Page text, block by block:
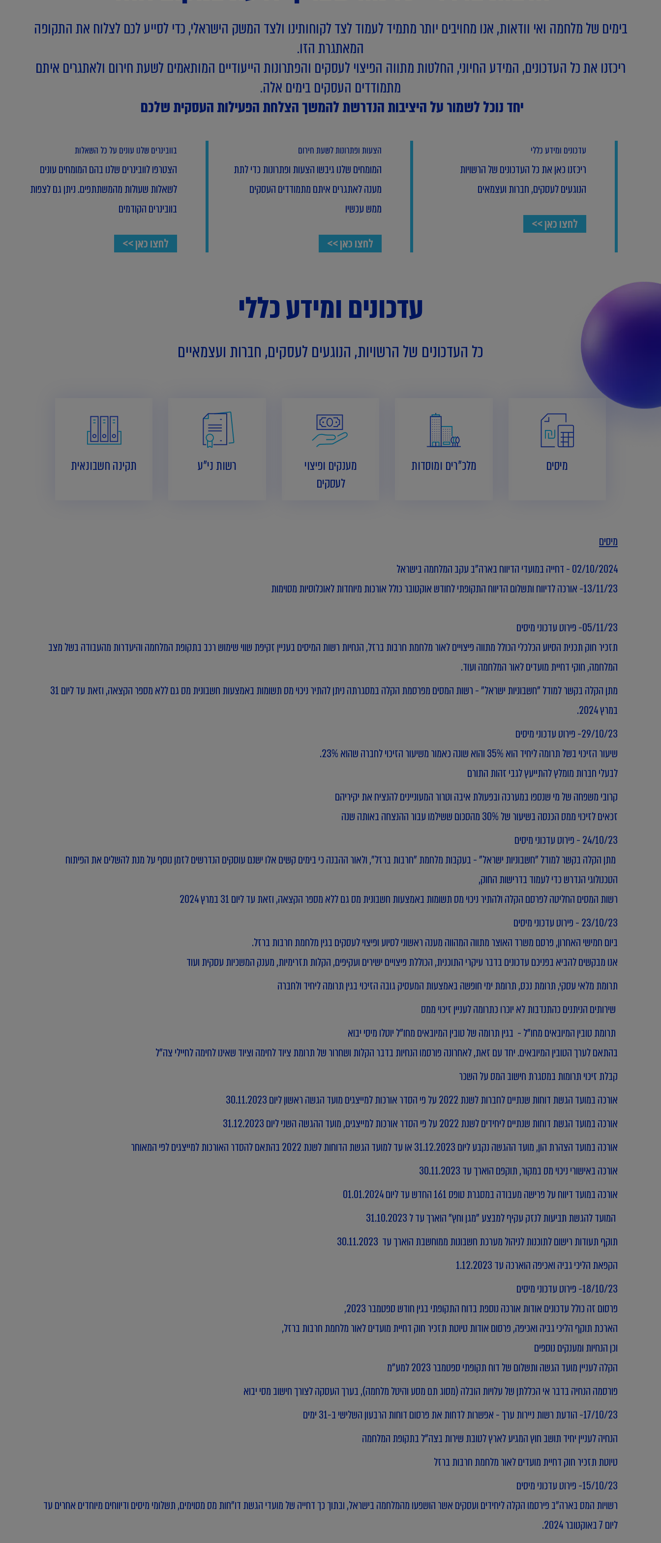
בימים של מלחמה ואי וודאות, אנו מחויבים יותר מתמיד לעמוד לצד לקוחותינו ולצד המשק הישראלי, כדי לסייע לכם לצלוח את התקופה
המאתגרת הזו.
ריכזנו את כל העדכונים, המידע החיוני, החלטות מתווה הפיצוי לעסקים והפתרונות הייעודיים המותאמים לשעת חירום ולאתגרים איתם
מתמודדים העסקים בימים אלה.
יחד נוכל לשמור על היציבות הנדרשת להמשך הצלחת הפעילות העסקית שלכם
עדכונים ומידע כללי
ריכזנו כאן את כל העדכונים של הרשויות
הנוגעים לעסקים, חברות ועצמאים
לחצו כאן >>
הצעות ופתרונות לשעת חירום
המומחים שלנו גיבשו הצעות ופתרונות כדי לתת
מענה לאתגרים איתם מתמודדים העסקים
ממש עכשיו
לחצו כאן >>
בוובינרים שלנו עונים על כל השאלות
הצטרפו לוובינרים שלנו בהם המומחים עונים
לשאלות שעולות מהמשתתפים. ניתן גם לצפות
בוובינרים הקודמים
לחצו כאן >>
עדכונים ומידע כללי
כל העדכונים של הרשויות, הנוגעים לעסקים, חברות ועצמאיים
מיסים מלכ"רים ומוסדות
מענקים ופיצוי
לעסקים
רשות ני"ע תקינה חשבונאית
מיסים
02/10/2024 - דחייה במועדי הדיווח בארה"ב עקב המלחמה בישראל
13/11/23- אורכה לדיווח ותשלום הדיווח התקופתי לחודש אוקטובר כולל אורכות מיוחדות לאוכלוסיות מסוימות
05/11/23- פירוט עדכוני מיסים
תזכיר חוק תכנית הסיוע הכלכלי הכוללמתווה פיצויים לאור מלחמת חרבות ברזל, הנחיות רשות המיסים בעניין זקיפת שווי שימוש רכב בתקופת המלחמה והיעדרות מהעבודה בשל מצב
המלחמה, חוקי דחיית מועדים לאור המלחמה ועוד.
מתן הקלה בקשר למודל "חשבוניות ישראל" - רשות המסים מפרסמת הקלה במסגרתה ניתן להתיר ניכוי מס תשומות באמצעות חשבונית מס גם ללא מספר הקצאה, וזאת עד ליום 31
במרץ 2024.
29/10/23- פירוט עדכוני מיסים
שיעור הזיכוי בשל תרומה ליחיד הוא 35% והוא שונה כאמור משיעור הזיכוי לחברה שהוא 23%.
לבעלי חברות מומלץ להתייעץ לגבי זהות התורם
קרובי משפחה של מי שנספו במערכה ובפעולת איבה וטרור המעוניינים להנציח את יקיריהם
זכאים לזיכוי ממס הכנסה בשיעור של 30% מהסכום ששילמו עבור ההנצחה באותה שנה
24/10/23 - פירוט עדכוני מיסים
מתן הקלה בקשר למודל "חשבוניות ישראל" - בעקבות מלחמת "חרבות ברזל", ולאור ההבנה כי בימים קשים אלו ישנם עוסקים הנדרשים לזמן נוסף על מנת להשלים את הפיתוח
הטכנולוגי הנדרש כדי לעמוד בדרישות החוק,
רשות המסים החליטה לפרסם הקלה ולהתיר ניכוי מס תשומות באמצעות חשבונית מס גם ללא מספר הקצאה, וזאת עד ליום 31 במרץ 2024
23/10/23 - פירוט עדכוני מיסים
ביום חמישי האחרון, פרסם משרד האוצר מתווה המהווה מענה ראשוני לסיוע ופיצוי לעסקים בגין מלחמת חרבות ברזל.
אנו מבקשים להביא בפניכם עדכונים בדבר עיקרי התוכנית, הכוללת פיצויים ישירים ועקיפים, הקלות תזרימיות, מענק המשכיות עסקית ועוד
תרומת מלאי עסקי, תרומת נכס, תרומת ימי חופשה באמצעות המעסיק גובה הזיכוי בגין תרומה ליחיד ולחברה
שירותים הניתנים כהתנדבות לא יוכרו כתרומה לעניין זיכוי ממס
תרומת טובין המיובאים מחו"ל - בגין תרומה של טובין המיובאים מחו"ל יוטלו מיסי יבוא
בהתאם לערך הטובין המיובאים. יחד עם זאת, לאחרונה פורסמו הנחיות בדבר הקלות ושחרור של תרומת ציוד לחימה וציוד שאינו לחימה לחיילי צה"ל
קבלת זיכוי תרומות במסגרת חישוב המס על השכר
אורכה במועד הגשת דוחות שנתיים לחברות לשנת 2022 על פי הסדר אורכות למייצגים מועד הגשה ראשון ליום 30.11.2023
אורכה במועד הגשת דוחות שנתיים ליחידים לשנת 2022 על פי הסדר אורכות למייצגים, מועד ההגשה השני ליום 31.12.2023
אורכה במועד הצהרת הון, מועד ההגשה נקבע ליום 31.12.2023 או עד למועד הגשת הדוחות לשנת 2022 בהתאם להסדר האורכות למייצגים לפי המאוחר
אורכה באישורי ניכוי מס במקור, תוקפם הוארך עד 30.11.2023
אורכה במועד דיווח על פרישה מעבודה במסגרת טופס 161 החדש עד ליום 01.01.2024
המועד להגשת תביעות לנזק עקיף למבצע "מגן וחץ" הוארך עד ל 31.10.2023
תוקף תעודות רישום לתוכנות לניהול מערכת חשבונות ממוחשבת הוארך עד 30.11.2023
הקפאת הליכי גביה ואכיפה הוארכה עד 1.12.2023
18/10/23- פירוט עדכוני מיסים
פרסום זה כולל עדכונים אודות אורכה נוספת בדוח התקופתי בגין חודש ספטמבר 2023,
הארכת תוקף הליכי גביה ואכיפה, פרסום אודות טיוטת תזכיר חוק דחיית מועדים לאור מלחמת חרבות ברזל,
וכן הנחיות ומענקים נוספים
הקלה לעניין מועד הגשה ותשלום של דוח תקופתי ספטמבר 2023 למע"מ
פורסמה הנחיה בדבר אי הכללתן של עלויות הובלה (מסוג תם מסע והיטל מלחמה), בערך העסקה לצורך חישוב מסי יבוא
17/10/23- הודעת רשות ניירות ערך - אפשרות לדחות את פרסום דוחות הרבעון השלישי ב-31 ימים
הנחיה לעניין יחיד תושב חוץ המגיע לארץ לטובת שירות בצה"ל בתקופת המלחמה
טיוטת תזכיר חוק דחיית מועדים לאור מלחמת חרבות ברזל
15/10/23- פירוט עדכוני מיסים
רשויות המס בארה"ב פירסמו הקלה ליחידים ועסקים אשר הושפעו מהמלחמה בישראל,ובתוך כך דחייה של מועדי הגשת דו"חות מס מסוימים,תשלומי מיסים ודיווחים מיוחדים אחרים עד
ליום 7 באוקטובר 2024
.